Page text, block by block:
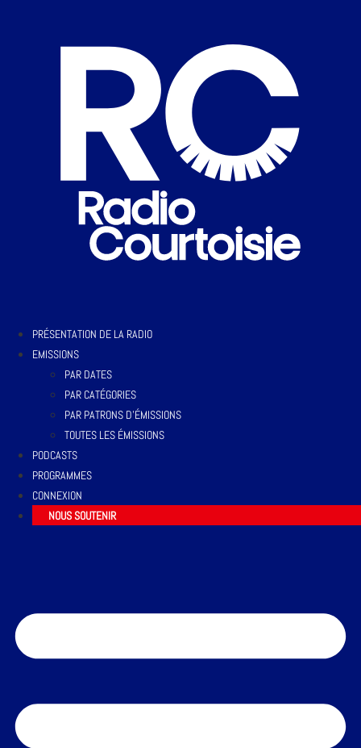
PRÉSENTATION DE LA RADIO
EMISSIONS
PAR DATES
PAR CATÉGORIES
PAR PATRONS D’ÉMISSIONS
TOUTES LES ÉMISSIONS
PODCASTS
PROGRAMMES
CONNEXION
NOUS SOUTENIR